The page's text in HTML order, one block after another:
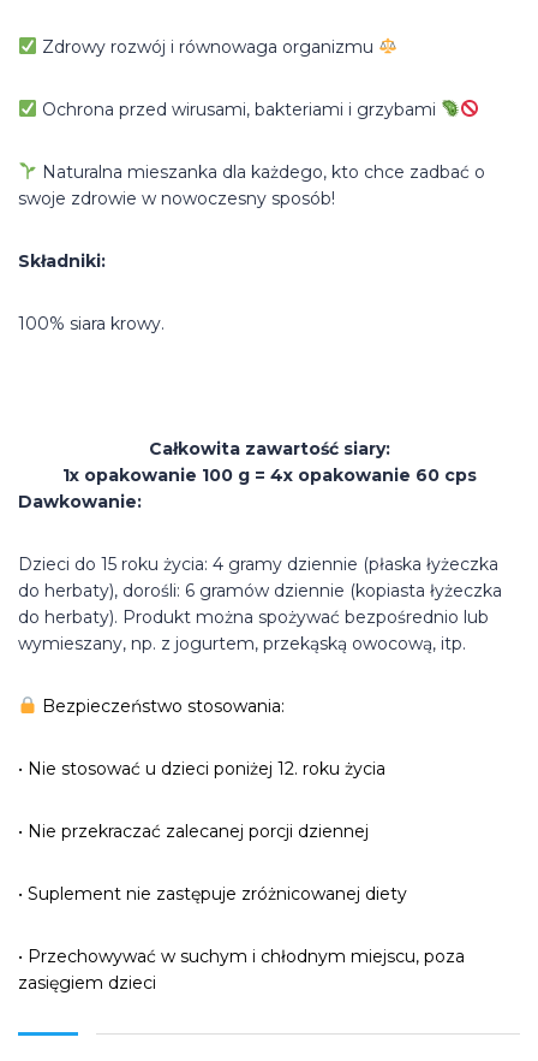
Zdrowy rozwój i równowaga organizmu
Ochrona przed wirusami, bakteriami i grzybami
Naturalna mieszanka dla każdego, kto chce zadbać o
swoje zdrowie w nowoczesny sposób!
Składniki:
100% siara krowy.
Całkowita zawartość siary:
1x opakowanie 100 g = 4x opakowanie 60 cps
Dawkowanie:
Dzieci do 15 roku życia: 4 gramy dziennie (płaska łyżeczka
do herbaty), dorośli: 6 gramów dziennie (kopiasta łyżeczka
do herbaty). Produkt można spożywać bezpośrednio lub
wymieszany, np. z jogurtem, przekąską owocową, itp.
Bezpieczeństwo stosowania:
• Nie stosować u dzieci poniżej 12. roku życia
• Nie przekraczać zalecanej porcji dziennej
• Suplement nie zastępuje zróżnicowanej diety
• Przechowywać w suchym i chłodnym miejscu, poza
zasięgiem dzieci